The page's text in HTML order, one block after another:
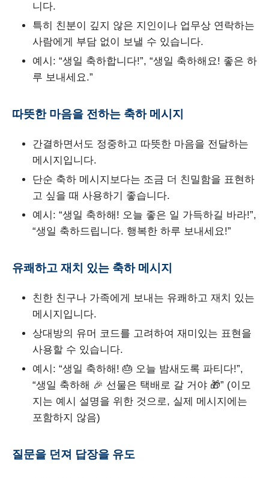
니다.
특히 친분이 깊지 않은 지인이나 업무상 연락하는
사람에게 부담 없이 보낼 수 있습니다.
예시: “생일 축하합니다!”, “생일 축하해요! 좋은 하
루 보내세요.”
따뜻한 마음을 전하는 축하 메시지
간결하면서도 정중하고 따뜻한 마음을 전달하는
메시지입니다.
단순 축하 메시지보다는 조금 더 친밀함을 표현하
고 싶을 때 사용하기 좋습니다.
예시: “생일 축하해! 오늘 좋은 일 가득하길 바라!”,
“생일 축하드립니다. 행복한 하루 보내세요!”
유쾌하고 재치 있는 축하 메시지
친한 친구나 가족에게 보내는 유쾌하고 재치 있는
메시지입니다.
상대방의 유머 코드를 고려하여 재미있는 표현을
사용할 수 있습니다.
예시: “생일 축하해! 🎂 오늘 밤새도록 파티다!”,
“생일 축하해 🎉 선물은 택배로 갈 거야 🎁” (이모
지는 예시 설명을 위한 것으로, 실제 메시지에는
포함하지 않음)
질문을 던져 답장을 유도